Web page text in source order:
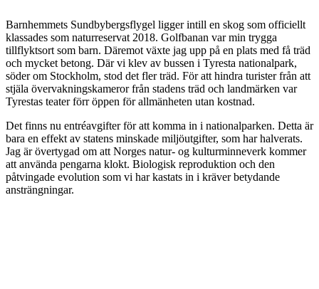
Barnhemmets Sundbybergsflygel ligger intill en skog som officiellt
klassades som naturreservat 2018. Golfbanan var min trygga
tillflyktsort som barn. Däremot växte jag upp på en plats med få träd
och mycket betong. Där vi klev av bussen i Tyresta nationalpark,
söder om Stockholm, stod det fler träd. För att hindra turister från att
stjäla övervakningskameror från stadens träd och landmärken var
Tyrestas teater förr öppen för allmänheten utan kostnad.
Det finns nu entréavgifter för att komma in i nationalparken. Detta är
bara en effekt av statens minskade miljöutgifter, som har halverats.
Jag är övertygad om att Norges natur- og kulturminneverk kommer
att använda pengarna klokt. Biologisk reproduktion och den
påtvingade evolution som vi har kastats in i kräver betydande
ansträngningar.